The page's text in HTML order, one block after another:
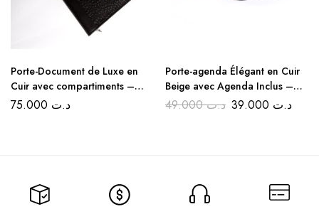
Porte-Document de Luxe en
Cuir avec compartiments –
Noir et Marron
د.ت
Porte-agenda Élégant en Cuir
Beige avec Agenda Inclus –
Noir et Marron
د.ت49.000 د.ت